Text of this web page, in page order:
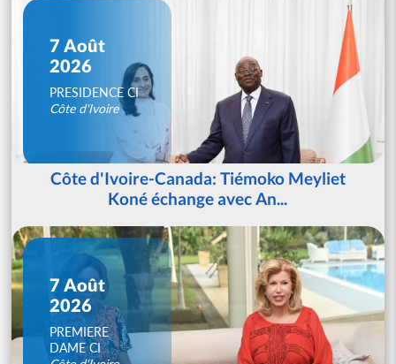
7 Août
2026
PRESIDENCE CI
Côte d'Ivoire
Côte d'Ivoire-Canada: Tiémoko Meyliet
Koné échange avec An...
7 Août
2026
PREMIERE
DAME CI